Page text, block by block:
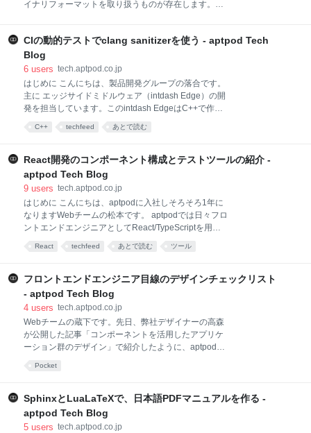
イナリフォーマットを取り扱うものが存在します。既
をRustで取り扱えるようにしなければなりません。し
かしながら、Rustの標準ライブラリの機能だけでは、
バイナリの読み書きは意外と面倒になります。そのた
め、今回はRustでバイナリを扱うのならぜひ知ってお
きたいクレートを3つご紹介します。 byteorder
byteorderはその名の通り、バイトオーダ、つまりエン
ルで、ByteOrderトレイトと、BigEndian, LittleEndian,
ンポートすれば、バッファと数値型の間で
CIの動的テストでclang sanitizerを使う - aptpod Tech
Blog
6 users tech.aptpod.co.jp
はじめに こんにちは、製品開発グループの落合です。
主に エッジサイドミドルウェア（intdash Edge）の開
発を担当しています。このintdash EdgeはC++で作成
しているのですが、言語が何であろうと「面倒な事は
自動化したい」ですよね。そして、特に面倒なのは
intdash Edgeのプロジェクトで使用している「CIでの
動的テスト」を紹介させて頂こうと思います。「CIで
テストなんて当たり前でしょ」と言われる気もします
気がするので今回記事にしてみました。 え、なんで
valgrindではなくsanitizerを使っているかですか？単純
に検知できるエラーが多いのが理由です。 はじめに CI
で行っているテスト 開発環境の準備 動的テスト
C++ techfeed あとで読む
React開発のコンポーネント構成とテストツールの紹介 -
aptpod Tech Blog
9 users tech.aptpod.co.jp
はじめに こんにちは、aptpodに入社しそろそろ1年に
なりますWebチームの松本です。 aptpodでは日々フロ
ントエンドエンジニアとしてReact/TypeScriptを用い
た、お客様向けアプリケーションのUIを実装していま
す。 Reactは実は入社してから初めて触ったフレーム
日々成長を感じながら開発に励んでいます。 入社当初
から開発に関するノウハウやコードに関する考え方な
ど、具体的なプログラムのプロジェクト構成やコンポ
きるよう様々な工夫があり、入社する前から知ってい
れば…と思うことも多くありましたのでそれらについ
て今回ご紹介しようと思います。 コンポーネントのフ
ァイル構成 まずコンポーネントとはWebページのビュ
React techfeed あとで読む ツール
フロントエンドエンジニア目線のデザインチェックリスト
- aptpod Tech Blog
4 users tech.aptpod.co.jp
Webチームの蔵下です。先日、弊社デザイナーの高森
が公開した記事「コンポーネントを活用したアプリケ
ーション群のデザイン」で紹介したように、aptpodで
は減らせるのですが、実装着手前にデザイン面で不確
定要素が多いほど手戻りの手間（工数）が膨らんでし
まいます。 実装着手前にすべての不確定要素を解消す
Pocket
SphinxとLuaLaTeXで、日本語PDFマニュアルを作る -
aptpod Tech Blog
5 users tech.aptpod.co.jp